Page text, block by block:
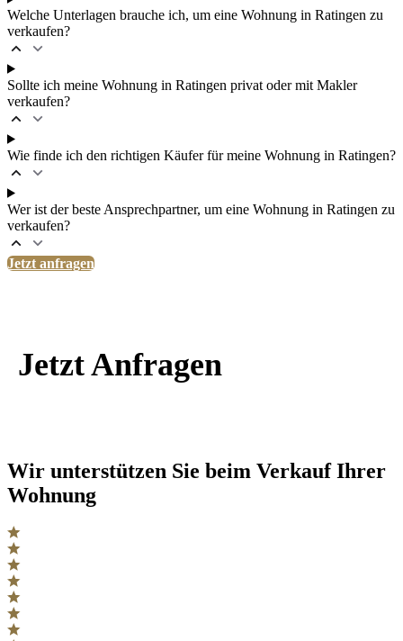
Welche Unterlagen brauche ich, um eine Wohnung in Ratingen zu
verkaufen?
Sollte ich meine Wohnung in Ratingen privat oder mit Makler
verkaufen?
Wie finde ich den richtigen Käufer für meine Wohnung in Ratingen?
Wer ist der beste Ansprechpartner, um eine Wohnung in Ratingen zu
verkaufen?
Jetzt anfragen
Jetzt Anfragen
Wir unterstützen Sie beim Verkauf Ihrer
Wohnung